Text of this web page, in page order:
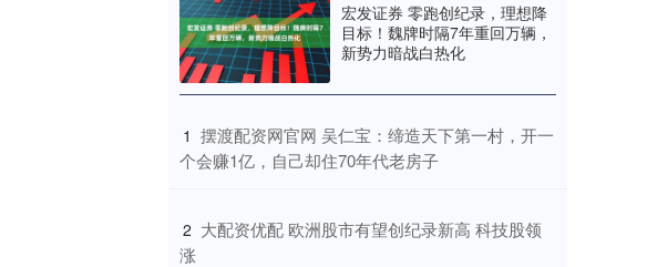
宏发证券 零跑创纪录，理想降
目标！魏牌时隔7年重回万辆，
新势力暗战白热化
1 ​摆渡配资网官网 吴仁宝：缔造天下第一村，开一
个会赚1亿，自己却住70年代老房子
2 ​大配资优配 欧洲股市有望创纪录新高 科技股领
涨